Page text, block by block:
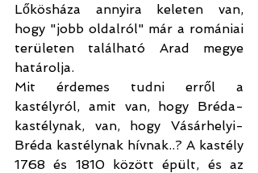
Lőkösháza annyira keleten van,
hogy "jobb oldalról" már a romániai
területen található Arad megye
határolja.
Mit érdemes tudni erről a
kastélyról, amit van, hogy Bréda-
kastélynak, van, hogy Vásárhelyi-
Bréda kastélynak hívnak..? A kastély
1768 és 1810 között épült, és az